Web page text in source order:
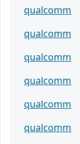
qualcomm
qualcomm
qualcomm
qualcomm
qualcomm
qualcomm